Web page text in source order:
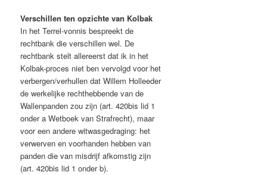
Verschillen ten opzichte van Kolbak
In het Terrel-vonnis bespreekt de
rechtbank die verschillen wel. De
rechtbank stelt allereerst dat ik in het
Kolbak-proces niet ben vervolgd voor het
verbergen/verhullen dat Willem Holleeder
de werkelijke rechthebbende van de
Wallenpanden zou zijn (art. 420bis lid 1
onder a Wetboek van Strafrecht), maar
voor een andere witwasgedraging: het
verwerven en voorhanden hebben van
panden die van misdrijf afkomstig zijn
(art. 420bis lid 1 onder b).